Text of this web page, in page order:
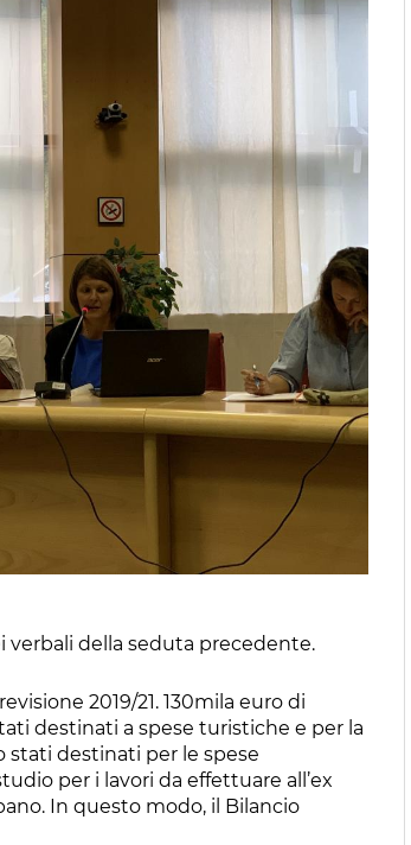
verbali della seduta precedente.
2019/21. 130mila euro di
destinati a spese turistiche e per la
stati destinati per le spese
per i lavori da effettuare all’ex
In questo modo, il Bilancio